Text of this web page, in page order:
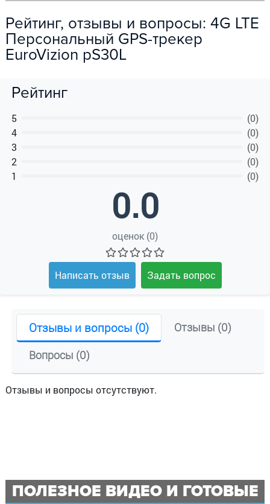
Рейтинг, отзывы и вопросы: 4G LTE
Персональный GPS-трекер
EuroVizion pS30L
Рейтинг
5
(0)
4
(0)
3
(0)
2
(0)
1
(0)
0.0
оценок (0)
Написать отзыв Задать вопрос
Отзывы и вопросы (0)
Отзывы (0)
Вопросы (0)
Отзывы и вопросы отсутствуют.
ПОЛЕЗНОЕ ВИДЕО И ГОТОВЫЕ